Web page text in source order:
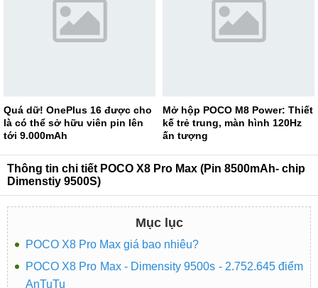
Quá dữ! OnePlus 16 được cho
là có thể sở hữu viên pin lên
tới 9.000mAh
Mở hộp POCO M8 Power: Thiết
kế trẻ trung, màn hình 120Hz
ấn tượng
Thông tin chi tiết POCO X8 Pro Max (Pin 8500mAh- chip
Dimenstiy 9500S)
Mục lục
POCO X8 Pro Max giá bao nhiêu?
POCO X8 Pro Max - Dimensity 9500s - 2.752.645 điểm
AnTuTu